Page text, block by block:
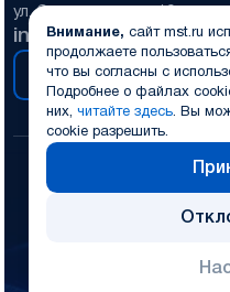
ул. Смолячкова, д. 19, литер
info@mst.ru
Получить
© 1996-2026
Политика
Внимание, cайт mst.ru
продолжаете
что вы согласны с
Подробнее о файлах
них,читайте здесь. Вы
cookie разрешить.